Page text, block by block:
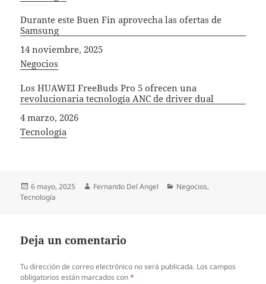
Durante este Buen Fin aprovecha las ofertas de
Samsung
Fecha
14 noviembre, 2025
In relation to
Negocios
Los HUAWEI FreeBuds Pro 5 ofrecen una
revolucionaria tecnología ANC de driver dual
Fecha
4 marzo, 2026
In relation to
Tecnología
Publicado
el
6 mayo, 2025 Autor
Fernando Del Angel Categorías
Negocios,
Tecnología
Deja un comentario
Tu dirección de correo electrónico no será publicada. Los campos
obligatorios están marcados con*